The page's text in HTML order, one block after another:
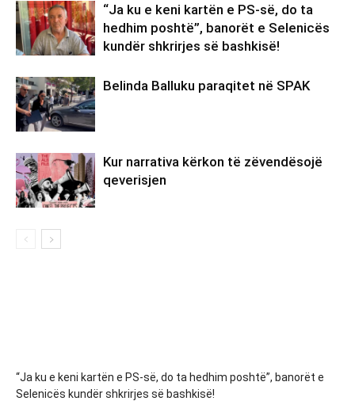
“Ja ku e keni kartën e PS-së, do ta
hedhim poshtë”, banorët e Selenicës
kundër shkrirjes së bashkisë!
Belinda Balluku paraqitet në SPAK
Kur narrativa kërkon të zëvendësojë
qeverisjen
“Ja ku e keni kartën e PS-së, do ta hedhim poshtë”, banorët e
Selenicës kundër shkrirjes së bashkisë!